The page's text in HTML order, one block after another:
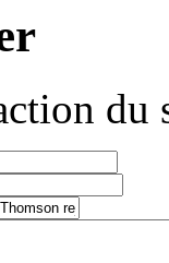
du